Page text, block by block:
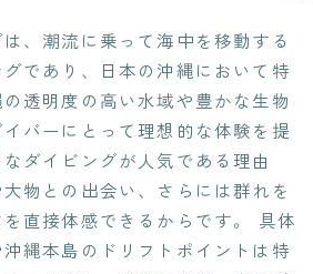
、潮流に乗って海中を移動する
であり、日本の沖縄において特
透明度の高い水域や豊かな生物
バーにとって理想的な体験を提
ダイビングが人気である理由
物との出会い、さらには群れを
直接体感できるからです。 具体
縄本島のドリフトポイントは特